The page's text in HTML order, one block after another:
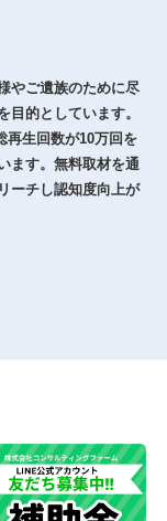
やご遺族のために尽
目的としています。
再生回数が10万回を
ます。無料取材を通
ーチし認知度向上が